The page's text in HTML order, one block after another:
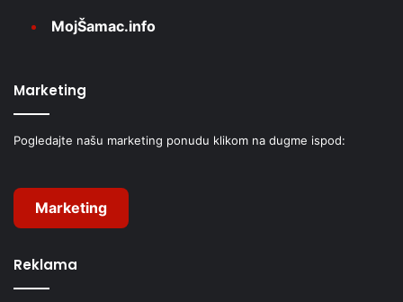
MojŠamac.info
Marketing
Pogledajte našu marketing ponudu klikom na dugme ispod:
Marketing
Reklama